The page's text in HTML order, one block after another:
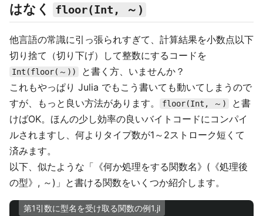
はなく
floor(Int, ～)
他言語の常識に引っ張られすぎて、計算結果を小数点以下
切り捨て（切り下げ）して整数にするコードを
Int(floor(～))
と書く方、いませんか？
これもやっぱり Julia でもこう書いても動いてしまうので
すが、もっと良い方法があります。
floor(Int, ～)
と書
けばOK。ほんの少し効率の良いバイトコードにコンパイ
ルされますし、何よりタイプ数が1～2ストローク短くて
済みます。
以下、似たような「《何か処理をする関数名》(《処理後
の型》, ～)」と書ける関数をいくつか紹介します。
第1引数に型名を受け取る関数の例1.jl